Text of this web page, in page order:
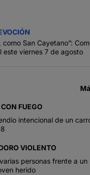
como San Cayetano”:
este viernes 7 de agosto
FUEGO
intencional de un
VIOLENTO
personas frente a
herido